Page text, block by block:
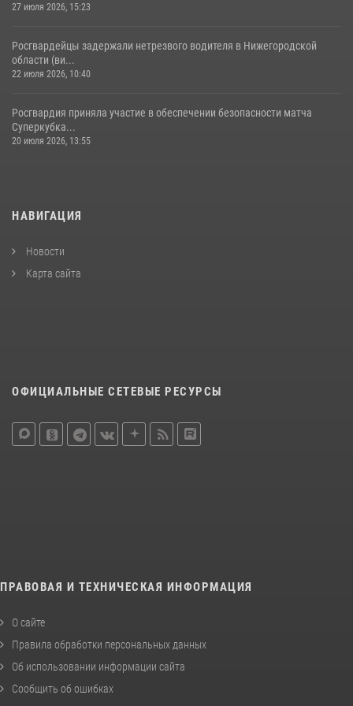
27 июля 2026, 15:23
Росгвардейцы задержали нетрезвого водителя в Нижегородской
области (ви...
22 июля 2026, 10:40
Росгвардия приняла участие в обеспечении безопасности матча
Суперкубка...
20 июля 2026, 13:55
НАВИГАЦИЯ
Новости
Карта сайта
ОФИЦИАЛЬНЫЕ СЕТЕВЫЕ РЕСУРСЫ
ПРАВОВАЯ И ТЕХНИЧЕСКАЯ ИНФОРМАЦИЯ
О сайте
Правила обработки персональных данных
Об использовании информации сайта
Сообщить об ошибках